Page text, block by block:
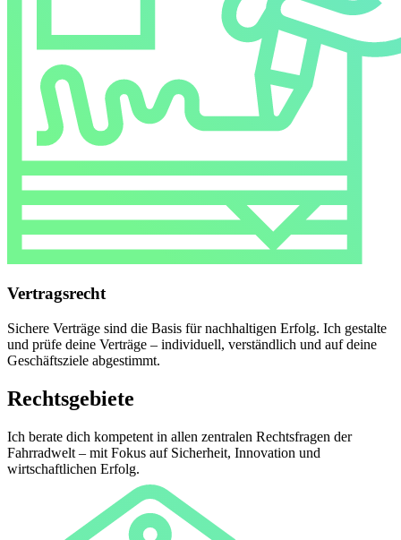
Vertragsrecht
Sichere Verträge sind die Basis für nachhaltigen Erfolg. Ich gestalte
und prüfe deine Verträge – individuell, verständlich und auf deine
Geschäftsziele abgestimmt.
Rechtsgebiete
Ich berate dich kompetent in allen zentralen Rechtsfragen der
Fahrradwelt – mit Fokus auf Sicherheit, Innovation und
wirtschaftlichen Erfolg.